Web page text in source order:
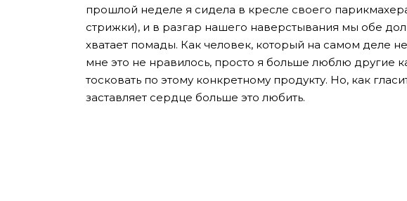
прошлой неделе я сидела в кресле своего
стрижки), и в разгар нашего наверстывания мы обе
хватает помады. Как человек, который на самом деле
мне это не нравилось, просто я больше люблю другие
тосковать по этому конкретному продукту. Но, как
заставляет сердце больше это любить.